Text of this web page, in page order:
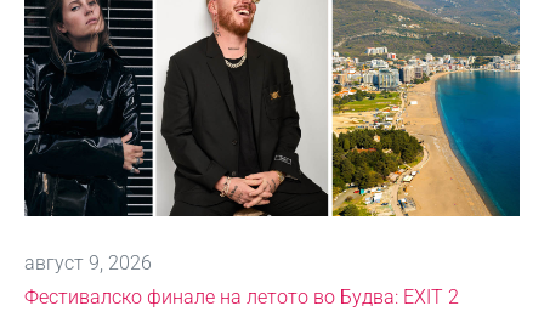
август 9, 2026
Фестивалско финале на летото во Будва: EXIT 2